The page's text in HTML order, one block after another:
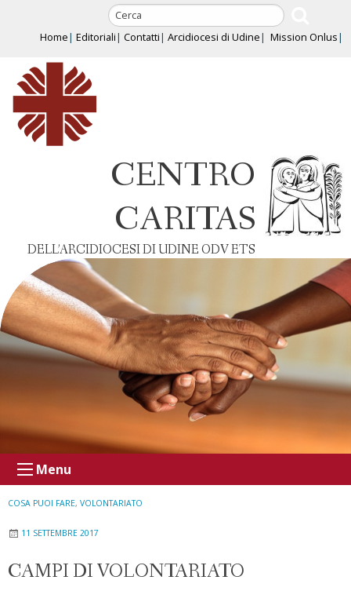
content
Home Editoriali Contatti Arcidiocesi di Udine Mission Onlus
CENTRO
CARITAS
DELL’ARCIDIOCESI DI UDINE ODV ETS
Menu
COSA PUOI FARE, VOLONTARIATO
11 SETTEMBRE 2017
CAMPI DI VOLONTARIATO